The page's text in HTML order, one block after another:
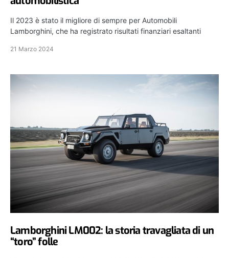
Il 2023 è stato il migliore di sempre per Automobili
Lamborghini, che ha registrato risultati finanziari esaltanti
21 Marzo 2024
Lamborghini LM002: la storia travagliata di un
“toro” folle